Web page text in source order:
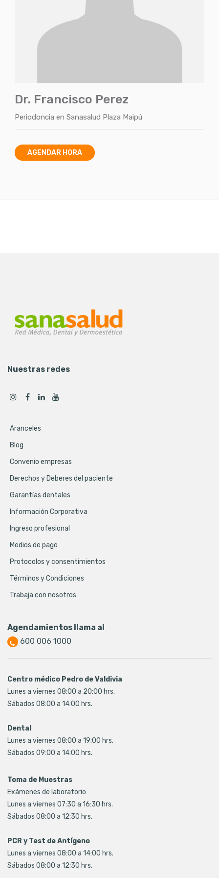
Dr. Francisco Perez
Periodoncia en Sanasalud Plaza Maipú
AGENDAR HORA
Nuestras redes
Aranceles
Blog
Convenio empresas
Derechos y Deberes del paciente
Garantías dentales
Información Corporativa
Ingreso profesional
Medios de pago
Protocolos y consentimientos
Términos y Condiciones
Trabaja con nosotros
Agendamientos llama al
600 006 1000
Centro médico Pedro de Valdivia
Lunes a viernes 08:00 a 20:00 hrs.
Sábados 08:00 a 14:00 hrs.
Dental
Lunes a viernes 08:00 a 19:00 hrs.
Sábados 09:00 a 14:00 hrs.
Toma de Muestras
Exámenes de laboratorio
Lunes a viernes 07:30 a 16:30 hrs.
Sábados 08:00 a 12:30 hrs.
PCR y Test de Antígeno
Lunes a viernes 08:00 a 14:00 hrs.
Sábados 08:00 a 12:30 hrs.